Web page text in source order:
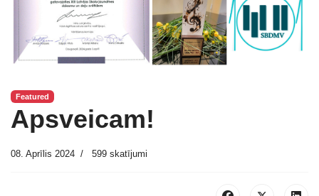
Featured
Apsveicam!
08. Aprīlis 2024 599 skatījumi